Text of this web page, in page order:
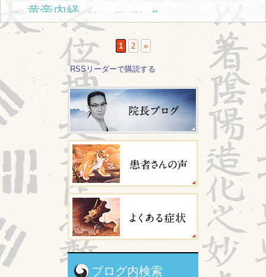
鳥肌 黄帝内経 魂振り （般社）北辰会 驚
1 2 »
RSSリーダーで購読する
ブログ内検索